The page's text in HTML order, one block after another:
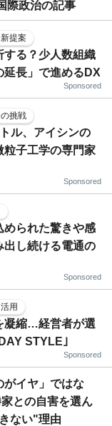
際政治の記事
提案
る？少人数組織
延長」で進めるDX
Sponsored
挑戦
ル、アイシンの
粒子工学の専門家
Sponsored
められた驚きや感
出し続ける電通の
Sponsored
用
凝縮…経営者が選
STYLE｣
Sponsored
がイヤ」ではな
との自害を選ん
ない"理由